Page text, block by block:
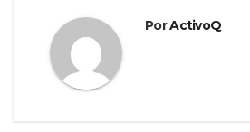
PorActivoQ